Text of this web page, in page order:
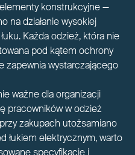
konstrukcyjne —
na działanie wysokiej
Każda odzież, która nie
pod kątem ochrony
zapewnia wystarczającego
ważne dla organizacji
pracowników w odzież
zakupach utożsamiano
łukiem elektrycznym, warto
specyfikacje i